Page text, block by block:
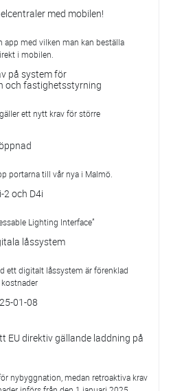
med mobilen!
app med vilken man kan beställa
i mobilen.
på system för
och fastighetsstyrning
ett nytt krav för större
portarna till vår nya i Malmö.
och D4i
Lighting Interface”
låssystem
ett digitalt låssystem är förenklad
01-08
EU direktiv gällande laddning på
nybyggnation, medan retroaktiva krav